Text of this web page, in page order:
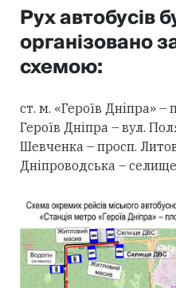
Рух автобусів
організовано
схемою:
ст. м. «Героїв Дніпра» –
Героїв Дніпра – вул.
Шевченка – просп.
Дніпроводська –